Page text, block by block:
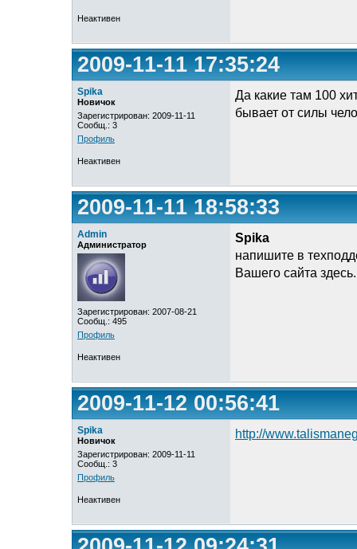
Неактивен
2009-11-11 17:35:24
Spika
Новичок
Зарегистрирован: 2009-11-11
Сообщ.: 3
Профиль
Да какие там 100
бывает от силы
Неактивен
2009-11-11 18:58:33
Admin
Администратор
Зарегистрирован: 2007-08-21
Сообщ.: 495
Профиль
Spika
напишите в
Вашего сайта здесь.
Неактивен
2009-11-12 00:56:41
Spika
Новичок
Зарегистрирован: 2009-11-11
Сообщ.: 3
Профиль
http://
Неактивен